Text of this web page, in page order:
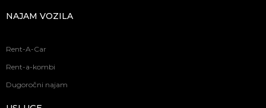
NAJAM VOZILA
Rent-A-Car
Rent-a-kombi
Dugoročni najam